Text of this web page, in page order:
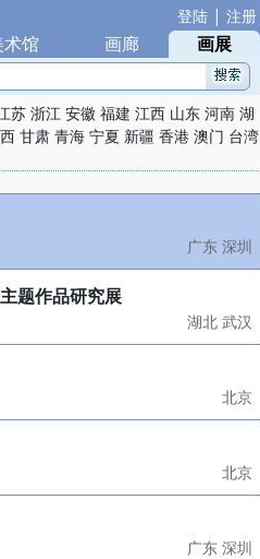
登陆 | 注册
术馆 画廊 | 画展
苏 浙江 安徽 福建 江西 山东 河南 湖
甘肃 青海 宁夏 新疆 香港 澳门 台湾
广东 深圳
题作品研究展
湖北 武汉
北京
北京
广东 深圳